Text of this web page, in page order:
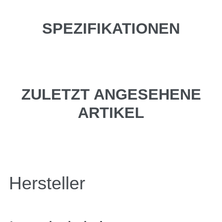
SPEZIFIKATIONEN
ZULETZT ANGESEHENE
ARTIKEL
Hersteller